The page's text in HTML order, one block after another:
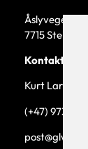
Åslyvegen 5b
7715 Steinkjer
Kurt Larsen,
(+47) 973 33
post@glw.no